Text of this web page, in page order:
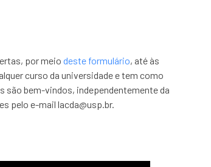
por meio deste formulário, até às
curso da universidade e tem como
são bem-vindos, independentemente da
pelo e-mail lacda@usp.br.